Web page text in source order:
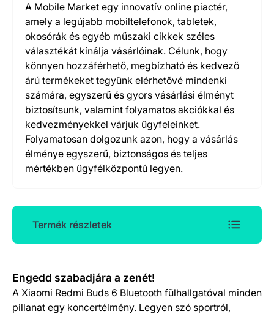
A Mobile Market egy innovatív online piactér,
amely a legújabb mobiltelefonok, tabletek,
okosórák és egyéb műszaki cikkek széles
választékát kínálja vásárlóinak. Célunk, hogy
könnyen hozzáférhető, megbízható és kedvező
árú termékeket tegyünk elérhetővé mindenki
számára, egyszerű és gyors vásárlási élményt
biztosítsunk, valamint folyamatos akciókkal és
kedvezményekkel várjuk ügyfeleinket.
Folyamatosan dolgozunk azon, hogy a vásárlás
élménye egyszerű, biztonságos és teljes
mértékben ügyfélközpontú legyen.
Termék részletek
Termék részletek
Engedd szabadjára a zenét!
A Xiaomi Redmi Buds 6 Bluetooth fülhallgatóval minden
pillanat egy koncertélmény. Legyen szó sportról,